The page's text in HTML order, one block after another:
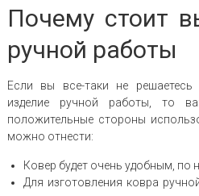
Почему стоит
ручной работы
Если вы все-таки не решаетесь
изделие ручной работы, то
положительные стороны
можно отнести:
Ковер будет очень удобным, по
Для изготовления ковра